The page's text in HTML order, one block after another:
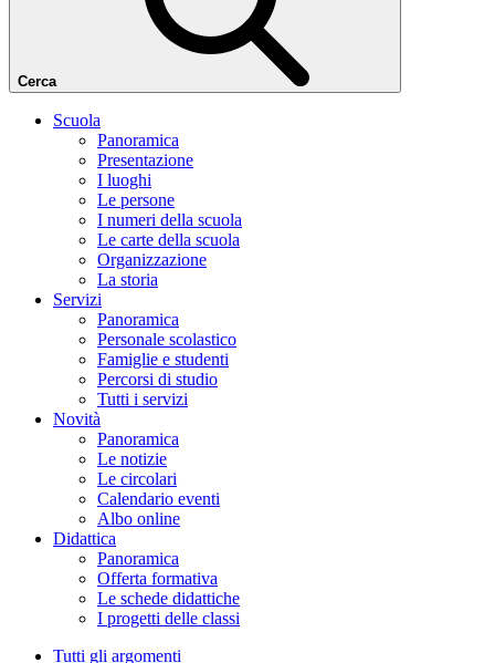
Cerca
Scuola
Panoramica
Presentazione
I luoghi
Le persone
I numeri della scuola
Le carte della scuola
Organizzazione
La storia
Servizi
Panoramica
Personale scolastico
Famiglie e studenti
Percorsi di studio
Tutti i servizi
Novità
Panoramica
Le notizie
Le circolari
Calendario eventi
Albo online
Didattica
Panoramica
Offerta formativa
Le schede didattiche
I progetti delle classi
Tutti gli argomenti